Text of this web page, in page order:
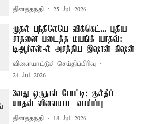
தினத்தந்தி 25 Jul 2026
முதல் பந்திலேயே விக்கெட்... புதிய
சாதனை படைத்த மயங்க் யாதவ்:
டிஆர்எஸ்-ல் அசத்திய இஷான் கிஷன்
விளையாட்டுச் செய்திப்பிரிவு
24 Jul 2026
3வது ஒருநாள் போட்டி: குல்தீப்
யாதவ் விளையாட வாய்ப்பு
தினத்தந்தி 18 Jul 2026